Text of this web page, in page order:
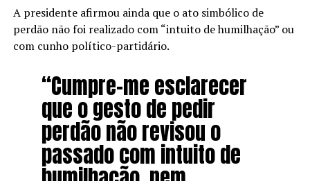
A presidente afirmou ainda que o ato simbólico de
perdão não foi realizado com “intuito de humilhação” ou
com cunho político-partidário.
“Cumpre-me esclarecer
que o gesto de pedir
perdão não revisou o
passado com intuito de